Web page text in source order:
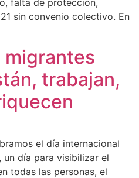
falta de protección,
sin convenio colectivo. En
migrantes
trabajan,
el día internacional
un día para visibilizar el
todas las personas, el